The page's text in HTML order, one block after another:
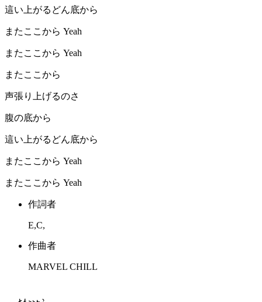
這い上がるどん底から
またここから Yeah
またここから Yeah
またここから
声張り上げるのさ
腹の底から
這い上がるどん底から
またここから Yeah
またここから Yeah
作詞者
E,C,
作曲者
MARVEL CHILL